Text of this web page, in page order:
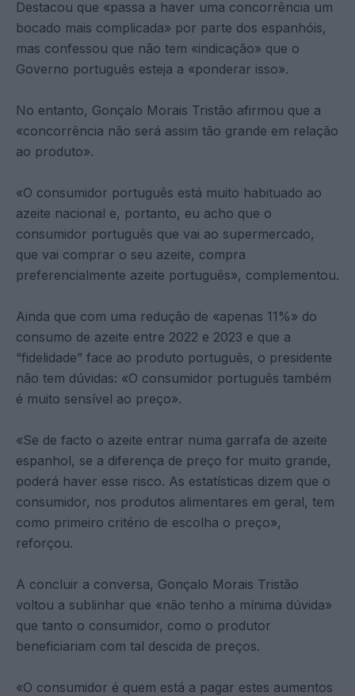
Destacou que «passa a haver uma concorrência um
bocado mais complicada» por parte dos espanhóis,
mas confessou que não tem «indicação» que o
Governo português esteja a «ponderar isso».
No entanto, Gonçalo Morais Tristão afirmou que a
«concorrência não será assim tão grande em relação
ao produto».
«O consumidor português está muito habituado ao
azeite nacional e, portanto, eu acho que o
consumidor português que vai ao supermercado,
que vai comprar o seu azeite, compra
preferencialmente azeite português», complementou.
Ainda que com uma redução de «apenas 11%» do
consumo de azeite entre 2022 e 2023 e que a
“fidelidade” face ao produto português, o presidente
não tem dúvidas: «O consumidor português também
é muito sensível ao preço».
«Se de facto o azeite entrar numa garrafa de azeite
espanhol, se a diferença de preço for muito grande,
poderá haver esse risco. As estatísticas dizem que o
consumidor, nos produtos alimentares em geral, tem
como primeiro critério de escolha o preço»,
reforçou.
A concluir a conversa, Gonçalo Morais Tristão
voltou a sublinhar que «não tenho a mínima dúvida»
que tanto o consumidor, como o produtor
beneficiariam com tal descida de preços.
«O consumidor é quem está a pagar estes aumentos